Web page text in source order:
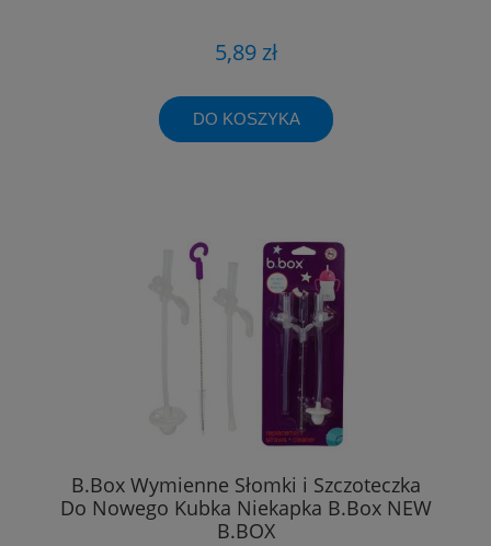
5,89 zł
DO KOSZYKA
B.Box Wymienne Słomki i Szczoteczka
Do Nowego Kubka Niekapka B.Box NEW
B.BOX